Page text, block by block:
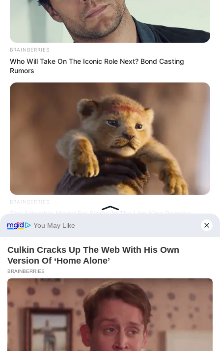
BRAINBERRIES
Who Will Take On The Iconic Role Next? Bond Casting
Rumors
BRAINBERRIES